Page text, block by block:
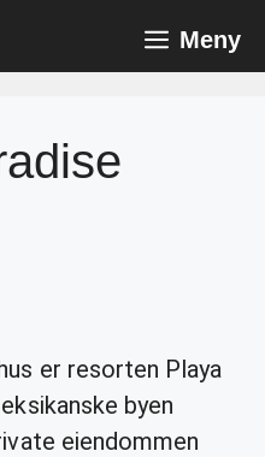
Meny
er resorten Playa
byen
eiendommen